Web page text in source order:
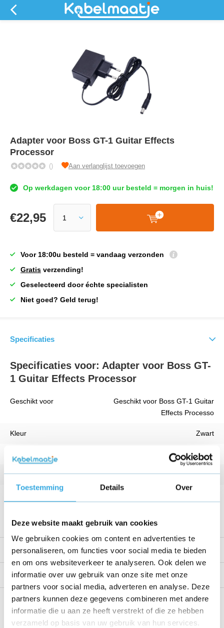
Toestemming Details Over
Deze website maakt gebruik van cookies
We gebruiken cookies om content en advertenties te
personaliseren, om functies voor social media te bieden
en om ons websiteverkeer te analyseren. Ook delen we
informatie over uw gebruik van onze site met onze
partners voor social media, adverteren en analyse. Deze
partners kunnen deze gegevens combineren met andere
informatie die u aan ze heeft verstrekt of die ze hebben
verzameld op basis van uw gebruik van hun services.
Adapter voor Boss GT-1 Guitar Effects
Processor
() Aan verlanglijst toevoegen
Op werkdagen voor 18:00 uur besteld = morgen in huis!
€22,95
Voor 18:00u besteld = vandaag verzonden
Gratis verzending!
Geselecteerd door échte specialisten
Niet goed? Geld terug!
Specificaties
Specificaties voor: Adapter voor Boss GT-
1 Guitar Effects Processor
Geschikt voor
Geschikt voor Boss GT-1 Guitar
Effects Processo
Kleur Zwart
18 W
Kabellengte 1 Meter
Productomschrijving
Reviews
Share this product!